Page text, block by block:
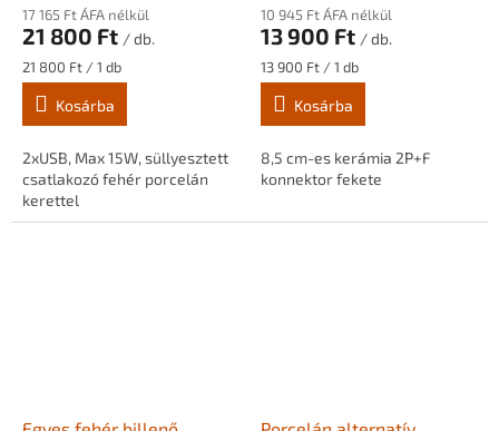
17 165 Ft ÁFA nélkül
21 800 Ft / db.
Egységár:
21 800 Ft / 1 db
Kosárba
2xUSB, Max 15W, süllyesztett
csatlakozó fehér porcelán
kerettel
10 945 Ft ÁFA nélkül
13 900 Ft / db.
Egységár:
13 900 Ft / 1 db
Kosárba
8,5 cm-es kerámia 2P+F
konnektor fekete